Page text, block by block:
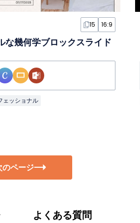
15 16:9
な幾何学ブロックスライド
ェッショナル
のページ
よくある質問